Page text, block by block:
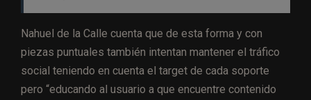
Nahuel de la Calle cuenta que de esta forma y con
piezas puntuales también intentan mantener el tráfico
social teniendo en cuenta el target de cada soporte
pero “educando al usuario a que encuentre contenido